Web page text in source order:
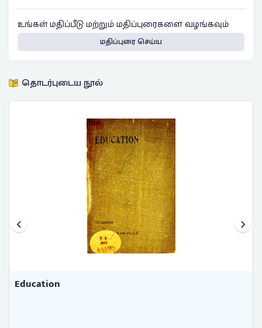
உங்கள் மதிப்பீடு மற்றும் மதிப்புரைகளை வழங்கவும்
மதிப்புரை செய்ய
தொடர்புடைய நூல்
Education